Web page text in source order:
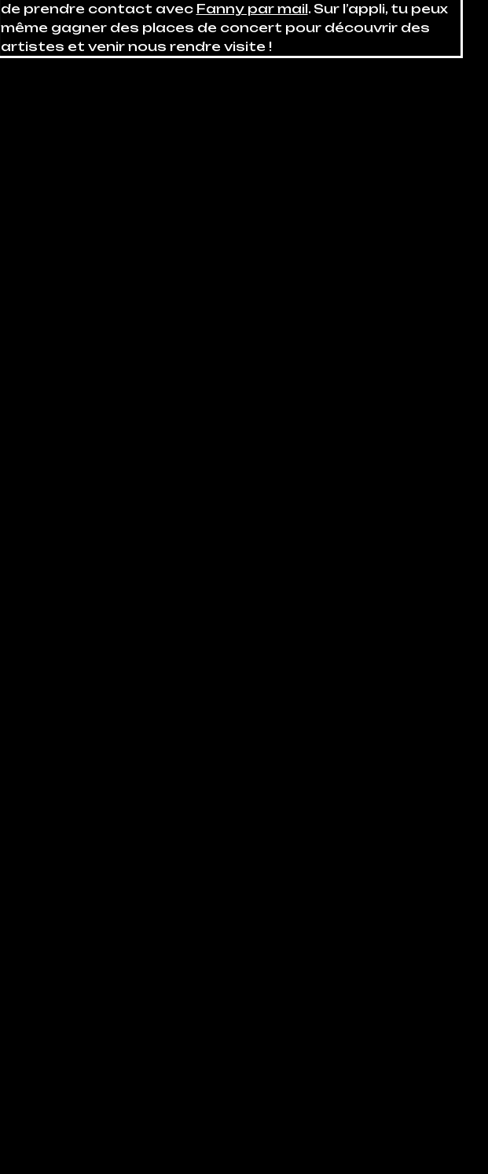
de prendre contact avec Fanny par mail. Sur l’appli, tu peux
même gagner des places de concert pour découvrir des
artistes et venir nous rendre visite !